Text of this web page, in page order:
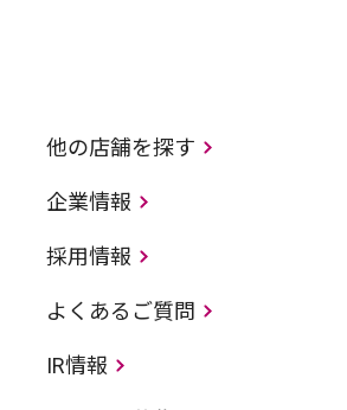
他の店舗を探す
企業情報
採用情報
よくあるご質問
IR情報